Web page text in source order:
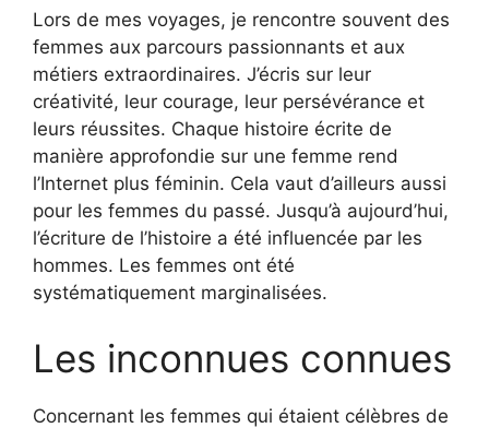
Lors de mes voyages, je rencontre souvent des
femmes aux parcours passionnants et aux
métiers extraordinaires. J’écris sur leur
créativité, leur courage, leur persévérance et
leurs réussites. Chaque histoire écrite de
manière approfondie sur une femme rend
l’Internet plus féminin. Cela vaut d’ailleurs aussi
pour les femmes du passé. Jusqu’à aujourd’hui,
l’écriture de l’histoire a été influencée par les
hommes. Les femmes ont été
systématiquement marginalisées.
Les inconnues connues
Concernant les femmes qui étaient célèbres de